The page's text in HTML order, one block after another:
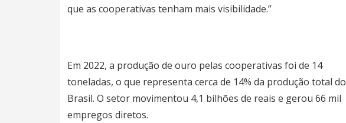
que as cooperativas tenham mais visibilidade.”
Em 2022, a produção de ouro pelas cooperativas foi de 14
toneladas, o que representa cerca de 14% da produção total do
Brasil. O setor movimentou 4,1 bilhões de reais e gerou 66 mil
empregos diretos.